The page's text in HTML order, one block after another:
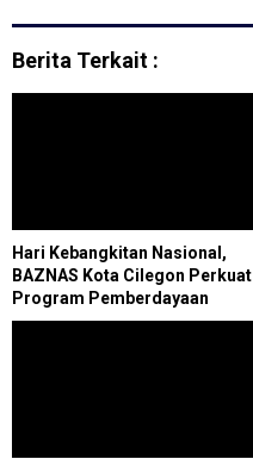
Berita Terkait :
Hari Kebangkitan Nasional,
BAZNAS Kota Cilegon Perkuat
Program Pemberdayaan
Ekonomi Umat